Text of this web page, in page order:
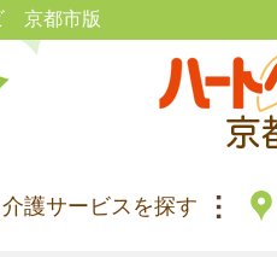
京都市版
介護サービスを探す